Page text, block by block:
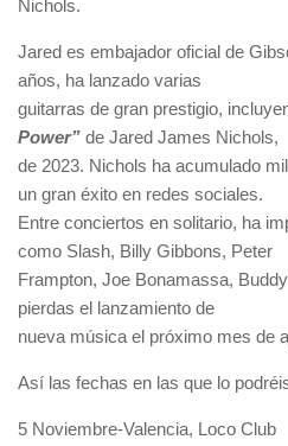
Nichols.
Jared es embajador oficial de
años, ha lanzado varias
guitarras de gran prestigio,
Power” de Jared James Nichols,
de 2023. Nichols ha acumulado
un gran éxito en redes sociales.
Entre conciertos en solitario, ha
como Slash, Billy Gibbons, Peter
Frampton, Joe Bonamassa,
pierdas el lanzamiento de
nueva música el próximo mes de
Así las fechas en las que lo
5 Noviembre-Valencia, Loco Club